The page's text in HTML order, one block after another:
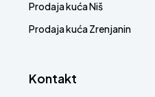
Prodaja kuća Niš
Prodaja kuća Zrenjanin
Kontakt